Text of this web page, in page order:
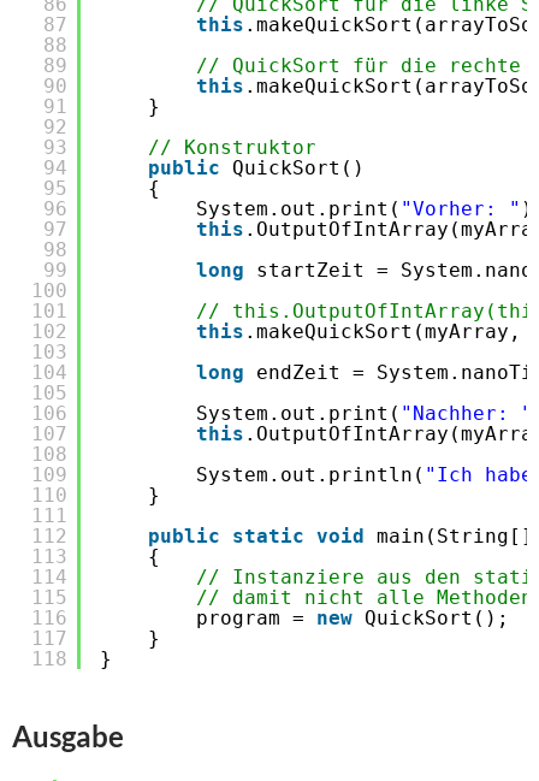
87
88
89
90
91
92
93
94
95
96
97
98
99
100
101
102
103
104
105
106
107
108
109
110
111
112
113
114
115
116
117
118
this
// QuickSort für die rechte
this
}
// Konstruktor
public
QuickSort()
{
System.out.print( "Vorher: "
this
long
startZeit =
//
this .makeQuickSort(myArray,
long
endZeit =
System.out.print( "Nachher: "
this
System.out.println( "Ich
}
public
static void
{
// Instanziere aus den
// damit nicht alle
program = new QuickSort();
}
}
Ausgabe